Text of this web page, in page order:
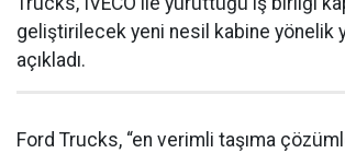
geliştirilecek yeni nesil kabine yönelik
açıkladı.
Ford Trucks, “en verimli taşıma